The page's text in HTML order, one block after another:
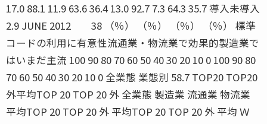
17.0 88.1 11.9 63.6 36.4 13.0 92.7 7.3 64.3 35.7 導入未導入
2.9 JUNE 2012 38 （％） （％） （％） （％） 標準
コードの利用に有意性流通業・物流業で効果的製造業で
はいまだ主流 100 90 80 70 60 50 40 30 20 10 0 100 90 80
70 60 50 40 30 20 10 0 全業態 業態別 58.7 TOP20 TOP20
外平均TOP 20 TOP 20 外 全業態 製造業 流通業 物流業
平均TOP 20 TOP 20 外 平均TOP 20 TOP 20 外 平均 Ｗ